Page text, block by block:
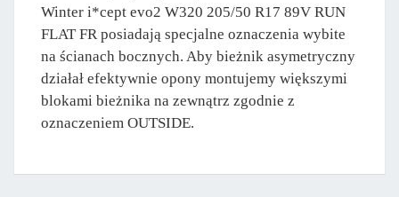
Winter i*cept evo2 W320 205/50 R17 89V RUN
FLAT FR posiadają specjalne oznaczenia wybite
na ścianach bocznych. Aby bieżnik asymetryczny
działał efektywnie opony montujemy większymi
blokami bieżnika na zewnątrz zgodnie z
oznaczeniem OUTSIDE.